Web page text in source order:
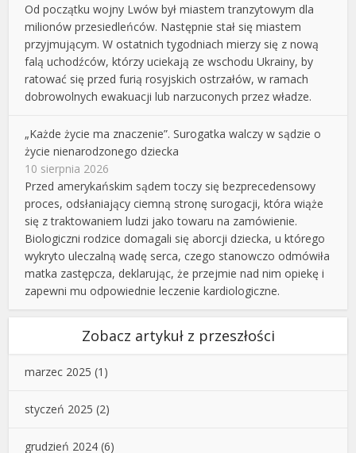
Od początku wojny Lwów był miastem tranzytowym dla
milionów przesiedleńców. Następnie stał się miastem
przyjmującym. W ostatnich tygodniach mierzy się z nową
falą uchodźców, którzy uciekają ze wschodu Ukrainy, by
ratować się przed furią rosyjskich ostrzałów, w ramach
dobrowolnych ewakuacji lub narzuconych przez władze.
„Każde życie ma znaczenie”. Surogatka walczy w sądzie o
życie nienarodzonego dziecka
10 sierpnia 2026
Przed amerykańskim sądem toczy się bezprecedensowy
proces, odsłaniający ciemną stronę surogacji, która wiąże
się z traktowaniem ludzi jako towaru na zamówienie.
Biologiczni rodzice domagali się aborcji dziecka, u którego
wykryto uleczalną wadę serca, czego stanowczo odmówiła
matka zastępcza, deklarując, że przejmie nad nim opiekę i
zapewni mu odpowiednie leczenie kardiologiczne.
Zobacz artykuł z przeszłości
marzec 2025 (1)
styczeń 2025 (2)
grudzień 2024 (6)